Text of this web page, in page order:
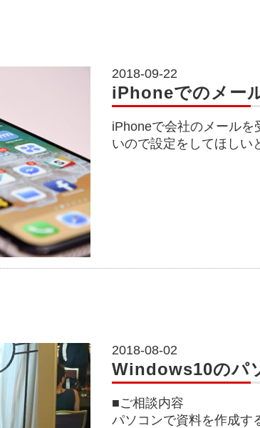
2018-09-22
iPhoneでのメー
iPhoneで会社のメール
いので設定をしてほしい
2018-08-02
Windows10のパ
■ご相談内容
パソコンで資料を作成す